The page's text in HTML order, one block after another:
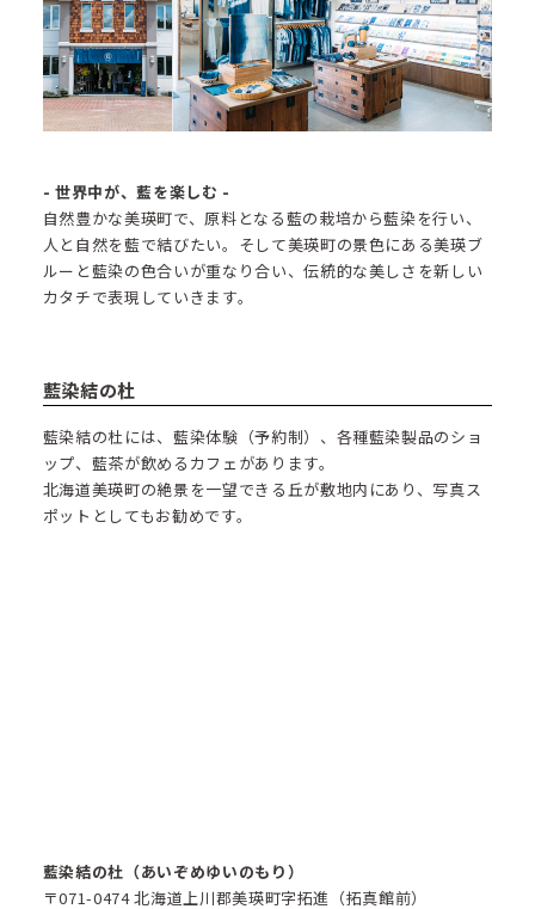
- 世界中が、藍を楽しむ -
自然豊かな美瑛町で、原料となる藍の栽培から藍染を行い、
人と自然を藍で結びたい。そして美瑛町の景色にある美瑛ブ
ルーと藍染の色合いが重なり合い、伝統的な美しさを新しい
カタチで表現していきます。
藍染結の杜
藍染結の杜には、藍染体験（予約制）、各種藍染製品のショ
ップ、藍茶が飲めるカフェがあります。
北海道美瑛町の絶景を一望できる丘が敷地内にあり、写真ス
ポットとしてもお勧めです。
藍染結の杜（あいぞめゆいのもり）
〒071-0474 北海道上川郡美瑛町字拓進（拓真館前）